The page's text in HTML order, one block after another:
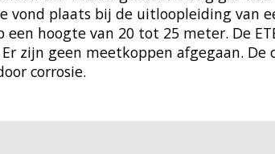
vond plaats bij de uitloopleiding van
een hoogte van 20 tot 25 meter. De
zijn geen meetkoppen afgegaan. De
corrosie.